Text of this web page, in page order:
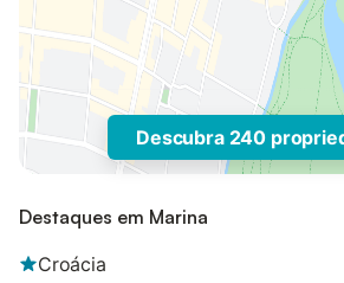
Descubra 240
Destaques em Marina
Croácia